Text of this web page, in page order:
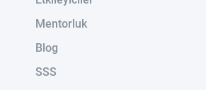
Mentorluk
Blog
SSS